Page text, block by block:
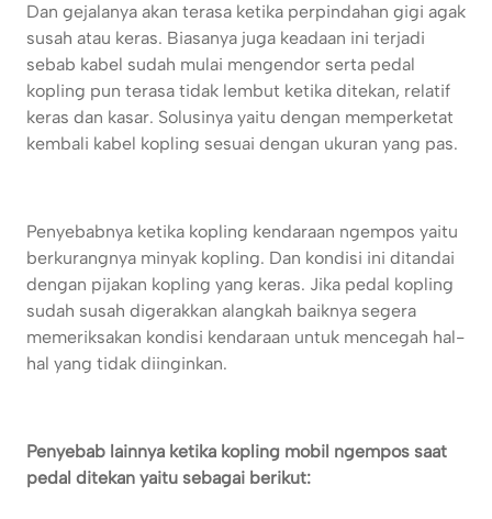
Dan gejalanya akan terasa ketika perpindahan gigi agak
susah atau keras. Biasanya juga keadaan ini terjadi
sebab kabel sudah mulai mengendor serta pedal
kopling pun terasa tidak lembut ketika ditekan, relatif
keras dan kasar. Solusinya yaitu dengan memperketat
kembali kabel kopling sesuai dengan ukuran yang pas.
Penyebabnya ketika kopling kendaraan ngempos yaitu
berkurangnya minyak kopling. Dan kondisi ini ditandai
dengan pijakan kopling yang keras. Jika pedal kopling
sudah susah digerakkan alangkah baiknya segera
memeriksakan kondisi kendaraan untuk mencegah hal-
hal yang tidak diinginkan.
Penyebab lainnya ketika kopling mobil ngempos saat
pedal ditekan yaitu sebagai berikut: